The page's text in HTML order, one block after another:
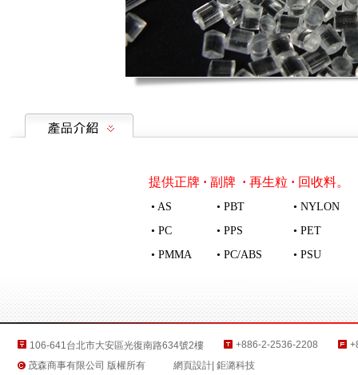
提供正牌 · 副牌 · 再生粒 · 回收料。
• AS • PBT
• NYLON
• PC
• PPS
• PET
• PMMA
• PC/ABS • PSU
公司資訊
106-641台北市大安區光復南路634號2樓 +886-2-2536-2208
茂森商事有限公司 版權所有
網頁設計 | 鉅潞科技